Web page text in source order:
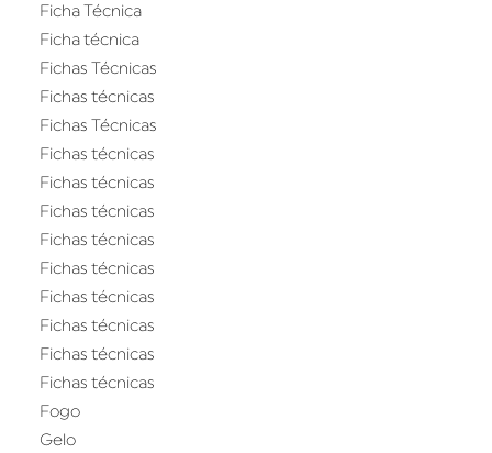
Ficha Técnica
Ficha técnica
Fichas Técnicas
Fichas técnicas
Fichas Técnicas
Fichas técnicas
Fichas técnicas
Fichas técnicas
Fichas técnicas
Fichas técnicas
Fichas técnicas
Fichas técnicas
Fichas técnicas
Fichas técnicas
Fogo
Gelo